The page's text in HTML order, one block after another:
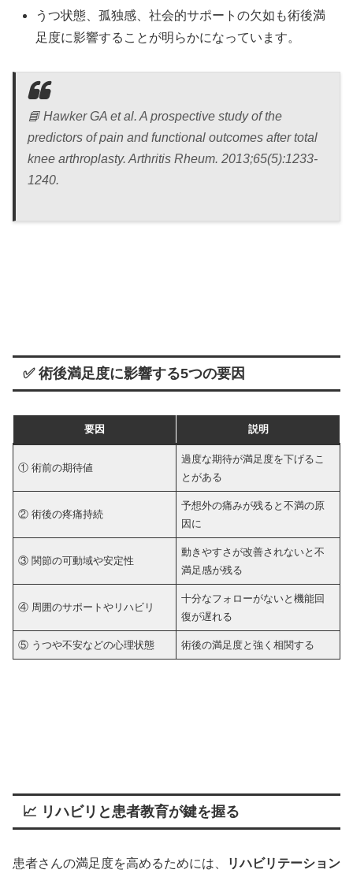
うつ状態、孤独感、社会的サポートの欠如も術後満
足度に影響することが明らかになっています。
📘 Hawker GA et al. A prospective study of the
predictors of pain and functional outcomes after total
knee arthroplasty. Arthritis Rheum. 2013;65(5):1233-
1240.
✅ 術後満足度に影響する5つの要因
要因 説明
① 術前の期待値
過度な期待が満足度を下げるこ
とがある
② 術後の疼痛持続
予想外の痛みが残ると不満の原
因に
③ 関節の可動域や安定性
動きやすさが改善されないと不
満足感が残る
④ 周囲のサポートやリハビリ
十分なフォローがないと機能回
復が遅れる
⑤ うつや不安などの心理状態 術後の満足度と強く相関する
📈 リハビリと患者教育が鍵を握る
患者さんの満足度を高めるためには、
リハビリテーション